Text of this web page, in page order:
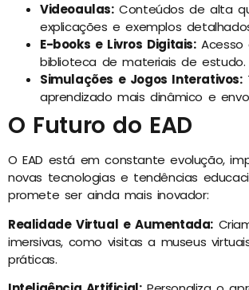
Videoaulas:Conteúdos de alta
explicações e exemplos
E-books e Livros Digitais:Acesso
biblioteca de materiais de estudo.
Simulações e Jogos Interativos:
aprendizado mais dinâmico e
O Futuro do EAD
O EAD está em constante evolução,
novas tecnologias e tendências
promete ser ainda mais inovador:
Realidade Virtual e Aumentada:
imersivas, como visitas a museus
práticas.